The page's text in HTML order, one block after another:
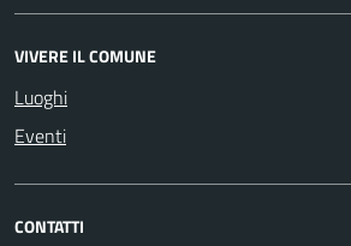
VIVERE IL COMUNE
Luoghi
Eventi
CONTATTI